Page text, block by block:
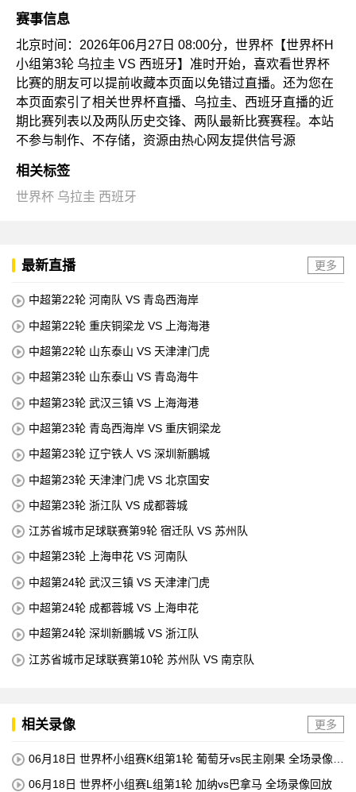
赛事信息
北京时间：2026年06月27日 08:00分，世界杯【世界杯H
小组第3轮 乌拉圭 VS 西班牙】准时开始，喜欢看世界杯
比赛的朋友可以提前收藏本页面以免错过直播。还为您在
本页面索引了相关世界杯直播、乌拉圭、西班牙直播的近
期比赛列表以及两队历史交锋、两队最新比赛赛程。本站
不参与制作、不存储，资源由热心网友提供信号源
相关标签
世界杯 乌拉圭 西班牙
最新直播 更多
中超第22轮 河南队 VS 青岛西海岸
中超第22轮 重庆铜梁龙 VS 上海海港
中超第22轮 山东泰山 VS 天津津门虎
中超第23轮 山东泰山 VS 青岛海牛
中超第23轮 武汉三镇 VS 上海海港
中超第23轮 青岛西海岸 VS 重庆铜梁龙
中超第23轮 辽宁铁人 VS 深圳新鵬城
中超第23轮 天津津门虎 VS 北京国安
中超第23轮 浙江队 VS 成都蓉城
江苏省城市足球联赛第9轮 宿迁队 VS 苏州队
中超第23轮 上海申花 VS 河南队
中超第24轮 武汉三镇 VS 天津津门虎
中超第24轮 成都蓉城 VS 上海申花
中超第24轮 深圳新鵬城 VS 浙江队
江苏省城市足球联赛第10轮 苏州队 VS 南京队
相关录像 更多
06月18日 世界杯小组赛K组第1轮 葡萄牙vs民主刚果 全场录像回
06月18日 世界杯小组赛L组第1轮 加纳vs巴拿马 全场录像回放